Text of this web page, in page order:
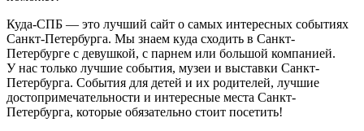
Куда-СПБ — это лучший сайт о самых интересных событиях
Санкт-Петербурга. Мы знаем куда сходить в Санкт-
Петербурге с девушкой, с парнем или большой компанией.
У нас только лучшие события, музеи и выставки Санкт-
Петербурга. События для детей и их родителей, лучшие
достопримечательности и интересные места Санкт-
Петербурга, которые обязательно стоит посетить!